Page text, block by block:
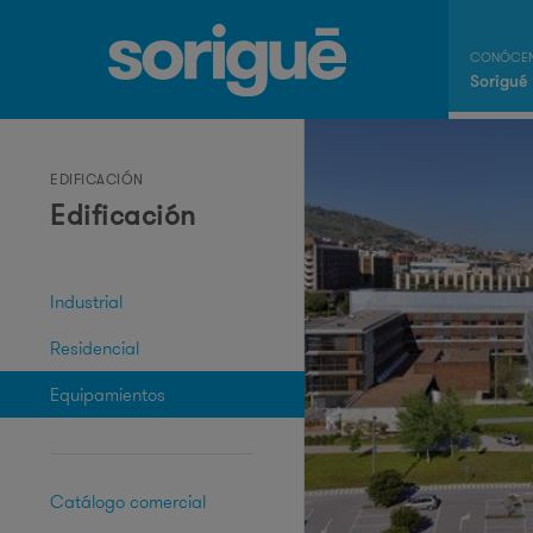
Sorigué
EDIFICACIÓN
Edificación
Industrial
Residencial
Equipamientos
Catálogo comercial